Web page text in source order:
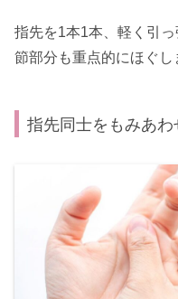
指先を1本1本、軽く引
節部分も重点的にほぐし
指先同士をもみあわ